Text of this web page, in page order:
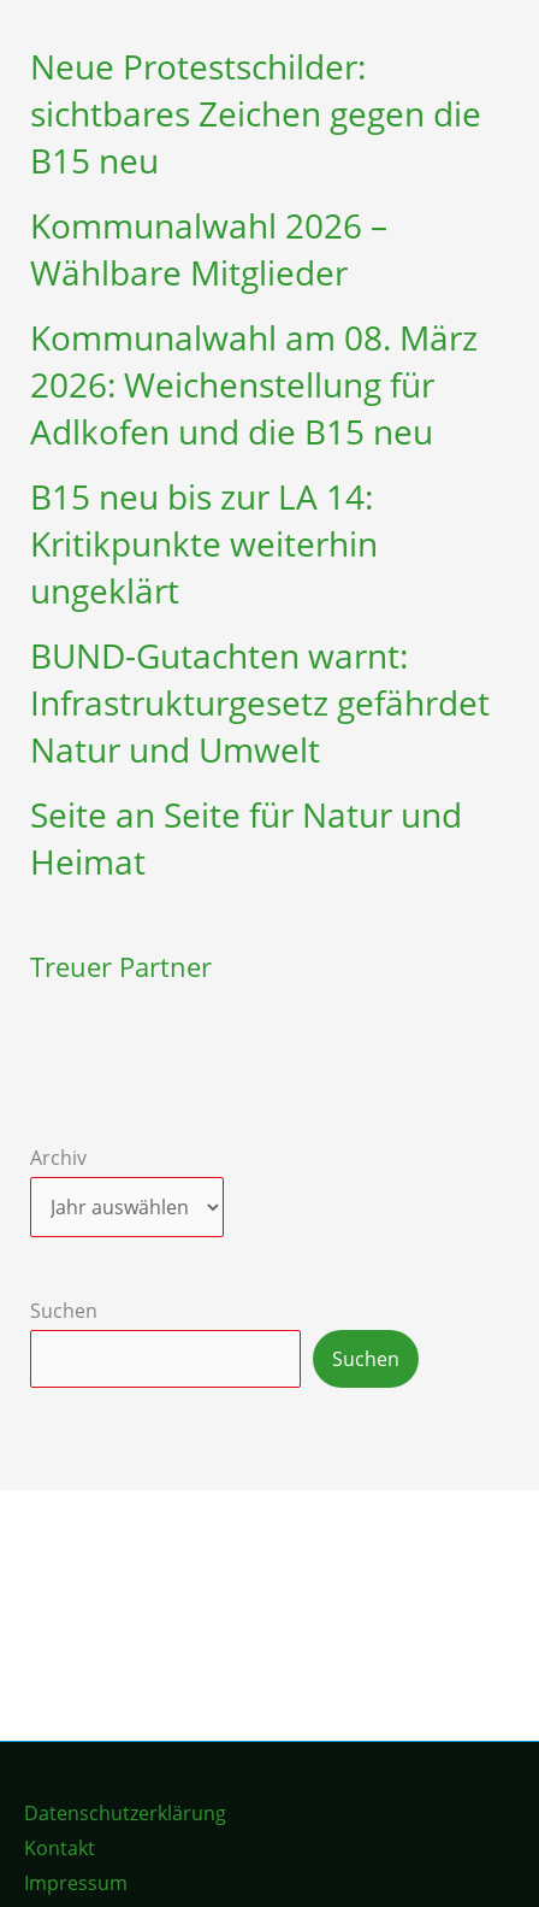
Neue Protestschilder:
sichtbares Zeichen gegen die
B15 neu
Kommunalwahl 2026 –
Wählbare Mitglieder
Kommunalwahl am 08. März
2026: Weichenstellung für
Adlkofen und die B15 neu
B15 neu bis zur LA 14:
Kritikpunkte weiterhin
ungeklärt
BUND-Gutachten warnt:
Infrastruktur­gesetz gefährdet
Natur und Umwelt
Seite an Seite für Natur und
Heimat
Treuer Partner
Archiv
Suchen
Suchen
Datenschutzerklärung
Kontakt
Impressum